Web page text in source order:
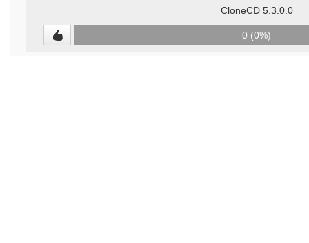
CloneCD 5.3.0.0
0 (0%)